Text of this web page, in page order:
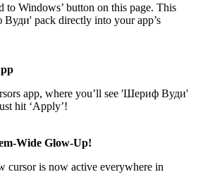
to Windows’ button on this page. This
pack directly into your app’s
app, where you’ll see 'Шериф Вуди'
hit ‘Apply’!
Wide Glow-Up!
cursor is now active everywhere in